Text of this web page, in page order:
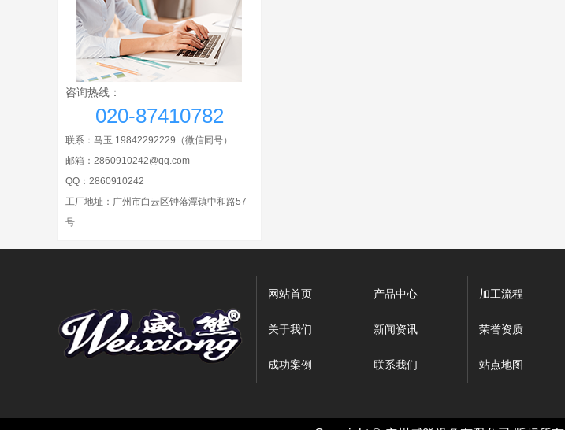
咨询热线：
020-87410782
联系：马玉 19842292229 （微信同号）
邮箱：2860910242@qq.com
QQ： 2860910242
工厂地址：广州市白云区钟落潭镇中和路57
号
网站首页 产品中心 加工流程
关于我们 新闻资讯 荣誉资质
成功案例 联系我们 站点地图